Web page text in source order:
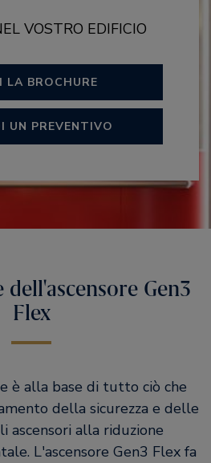
VOSTRO EDIFICIO
LA BROCHURE
UN PREVENTIVO
Gen3
Flex
è alla base di tutto ciò che
della sicurezza e delle
ascensori alla riduzione
L'ascensore Gen3 Flex fa